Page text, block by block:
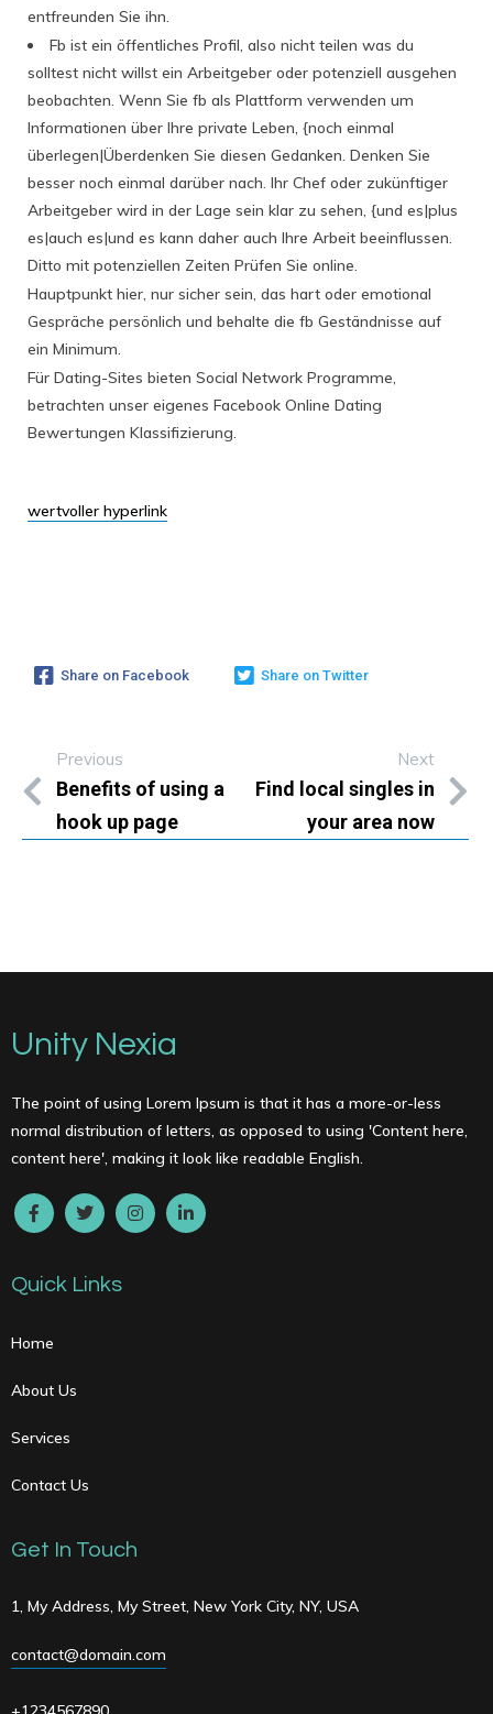
entfreunden Sie ihn.
Fb ist ein öffentliches Profil, also nicht teilen was du
solltest nicht willst ein Arbeitgeber oder potenziell ausgehen
beobachten. Wenn Sie fb als Plattform verwenden um
Informationen über Ihre private Leben, {noch einmal
überlegen|Überdenken Sie diesen Gedanken. Denken Sie
besser noch einmal darüber nach. Ihr Chef oder zukünftiger
Arbeitgeber wird in der Lage sein klar zu sehen, {und es|plus
es|auch es|und es kann daher auch Ihre Arbeit beeinflussen.
Ditto mit potenziellen Zeiten Prüfen Sie online.
Hauptpunkt hier, nur sicher sein, das hart oder emotional
Gespräche persönlich und behalte die fb Geständnisse auf
ein Minimum.
Für Dating-Sites bieten Social Network Programme,
betrachten unser eigenes Facebook Online Dating
Bewertungen Klassifizierung.
wertvoller hyperlink
Share on Facebook Share on Twitter
Previous
Benefits of using a
hook up page
Next
Find local singles in
your area now
Unity Nexia
The point of using Lorem Ipsum is that it has a more-or-less
normal distribution of letters, as opposed to using 'Content here,
content here', making it look like readable English.
Quick Links
Home
About Us
Services
Contact Us
Get In Touch
1, My Address, My Street, New York City, NY, USA
contact@domain.com